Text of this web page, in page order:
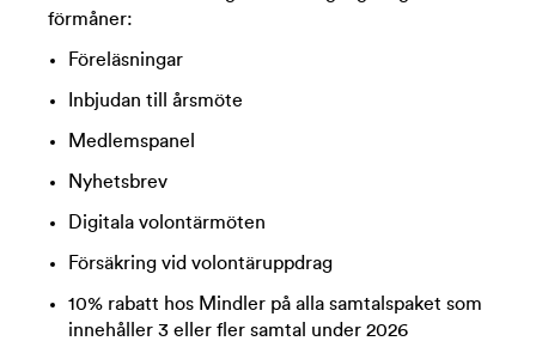
förmåner:
Föreläsningar
Inbjudan till årsmöte
Medlemspanel
Nyhetsbrev
Digitala volontärmöten
Försäkring vid volontäruppdrag
10% rabatt hos Mindler på alla samtalspaket som
innehåller 3 eller fler samtal under 2026